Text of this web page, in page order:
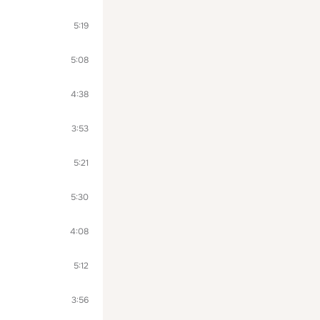
5:19
5:08
4:38
3:53
5:21
5:30
4:08
5:12
3:56